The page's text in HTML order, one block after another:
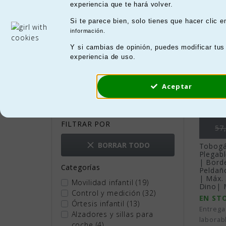
experiencia que te hará volver.
Si te parece bien, solo tienes que hacer clic
información.
Y si cambias de opinión, puedes modificar
experiencia de uso.
Aceptar
Cunas para bebés
Tronas para bebés
Mostrar más
FILTRAR POR
 BORRAR TODO
Categorías
Movilidad infantil(19)
Control y medición(32)
Órtesis infantil (13)
Alzadores y sillas para
|
|
Dino|
EN